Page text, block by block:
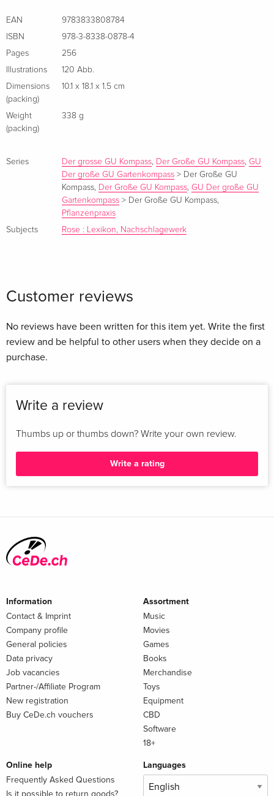
Gartenbauwissenschaften ein Volontariat bei der Zeitschrift
"mein schöner Garten". Seit 1992 arbeitet sie als freie
Journalistin zu verschiedenen Gartenthemen für diverse
Gartenzeitschriften und TV-Redaktionen, als Texterin für PR-
Agenturen und als Buchautorin.
EAN
9783833808784
ISBN
978-3-8338-0878-4
Pages
256
Illustrations
120 Abb.
Dimensions
(packing)
10.1 x 18.1 x 1.5 cm
Weight
(packing)
338 g
Series Der grosse GU Kompass, Der Große GU Kompass, GU
Der große GU Gartenkompass > Der Große GU
Kompass, Der Große GU Kompass, GU Der große GU
Gartenkompass > Der Große GU Kompass,
Pflanzenpraxis
Subjects
Rose : Lexikon, Nachschlagewerk
Customer reviews
No reviews have been written for this item yet. Write the first
review and be helpful to other users when they decide on a
purchase.
Write a review
Thumbs up or thumbs down? Write your own review.
Write a rating
Information
Contact & Imprint
Company profile
General policies
Data privacy
Job vacancies
Partner-/Affiliate Program
New registration
Buy CeDe.ch vouchers
Assortment
Music
Movies
Games
Books
Merchandise
Toys
Equipment
CBD
Software
18+
Online help
Frequently Asked Questions
Languages